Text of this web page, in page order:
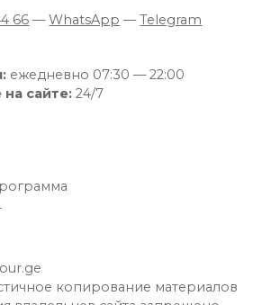
66 —WhatsApp —Telegram
ежедневно 07:30 — 22:00
сайте: 24/7
копирование материалов